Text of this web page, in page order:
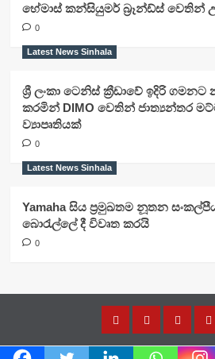
හේමාස් කන්සියුමර් බ්‍රෑන්ඩ්ස් වෙතින්
0
Latest News Sinhala
ශ්‍රී ලංකා ටෙනිස් ක්‍රීඩාවේ ඉදිරි
කරමින් DIMO වෙතින් ජාත්‍යන්තර
ව්‍යාපෘතියක්
0
Latest News Sinhala
Yamaha සිය ප්‍රමුඛතම නූතන සංකල්පීය
බොරැල්ලේ දී විවෘත කරයි
0
HomeLatestLatest